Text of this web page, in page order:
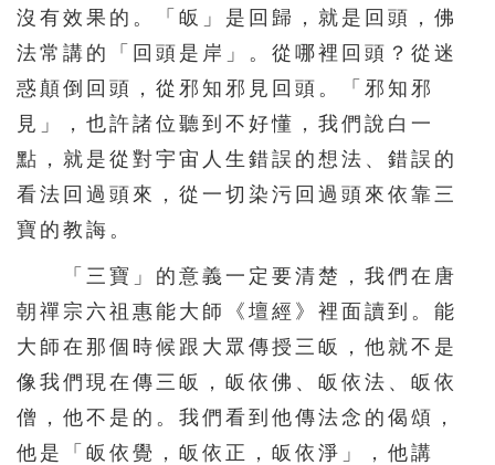
沒有效果的。「皈」是回歸，就是回頭，佛
法常講的「回頭是岸」。從哪裡回頭？從迷
惑顛倒回頭，從邪知邪見回頭。「邪知邪
見」，也許諸位聽到不好懂，我們說白一
點，就是從對宇宙人生錯誤的想法、錯誤的
看法回過頭來，從一切染污回過頭來依靠三
寶的教誨。
「三寶」的意義一定要清楚，我們在唐
朝禪宗六祖惠能大師《壇經》裡面讀到。能
大師在那個時候跟大眾傳授三皈，他就不是
像我們現在傳三皈，皈依佛、皈依法、皈依
僧，他不是的。我們看到他傳法念的偈頌，
他是「皈依覺，皈依正，皈依淨」，他講